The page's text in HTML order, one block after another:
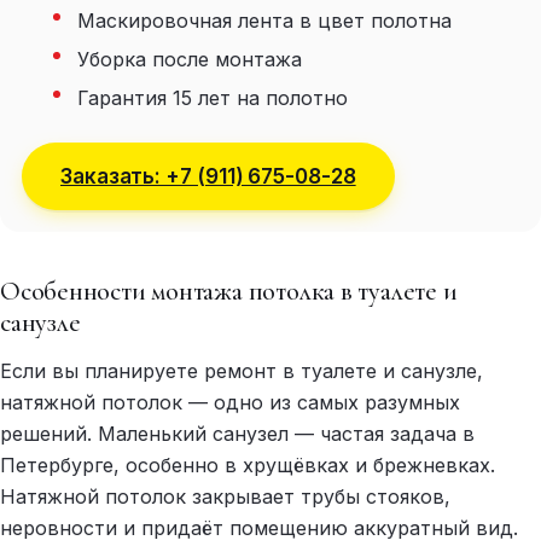
Маскировочная лента в цвет полотна
Уборка после монтажа
Гарантия 15 лет на полотно
Заказать: +7 (911) 675-08-28
Особенности монтажа потолка в туалете и
санузле
Если вы планируете ремонт в туалете и санузле,
натяжной потолок — одно из самых разумных
решений. Маленький санузел — частая задача в
Петербурге, особенно в хрущёвках и брежневках.
Натяжной потолок закрывает трубы стояков,
неровности и придаёт помещению аккуратный вид.